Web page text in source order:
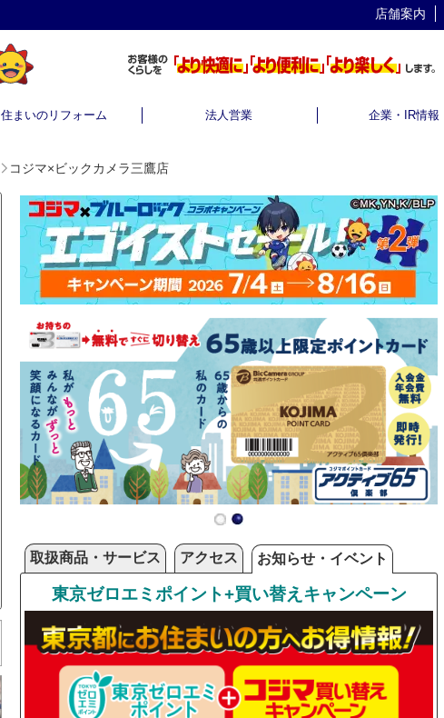
店舗案内
住まいのリフォーム 法人営業 企業・IR情報
コジマ×ビックカメラ三鷹店
取扱商品・サービス アクセス お知らせ・イベント
東京ゼロエミポイント+買い替えキャンペーン